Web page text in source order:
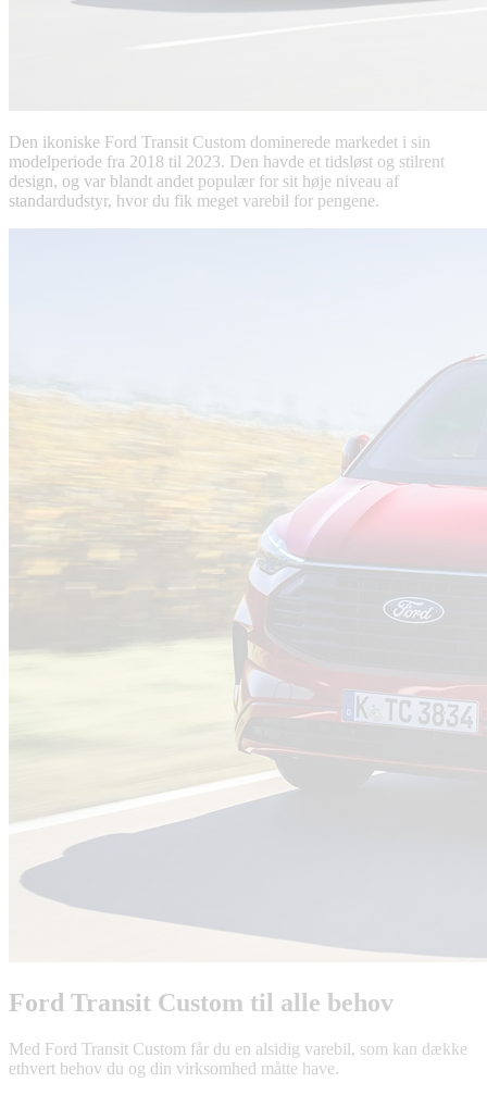
Den ikoniske Ford Transit Custom dominerede markedet i sin
modelperiode fra 2018 til 2023. Den havde et tidsløst og stilrent
design, og var blandt andet populær for sit høje niveau af
standardudstyr, hvor du fik meget varebil for pengene.
Ford Transit Custom til alle behov
Med Ford Transit Custom får du en alsidig varebil, som kan dække
ethvert behov du og din virksomhed måtte have.